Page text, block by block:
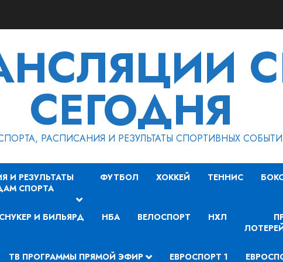
СЕГОДНЯ
РАСПИСАНИЯ И РЕЗУЛЬТАТЫ СПОРТИВНЫХ
И РЕЗУЛЬТАТЫ
СПОРТА
ФУТБОЛ ХОККЕЙ ТЕННИС
СНУКЕР И БИЛЬЯРД НБА ВЕЛОСПОРТ НХЛ
ТВ ПРОГРАММЫ ПРЯМОЙ ЭФИР ЕВРОСПОРТ 1